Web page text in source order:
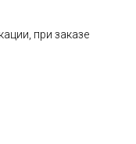
при заказе